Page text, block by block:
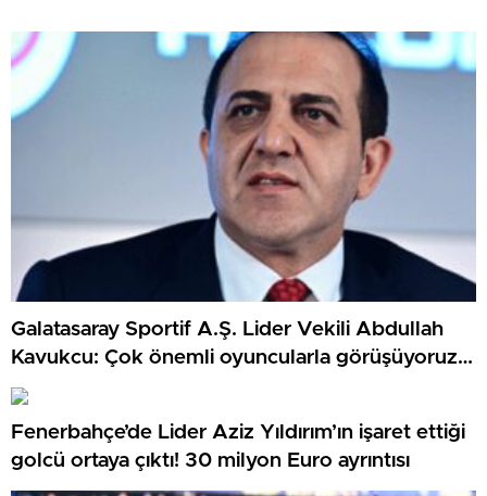
Galatasaray Sportif A.Ş. Lider Vekili Abdullah
Kavukcu: Çok önemli oyuncularla görüşüyoruz,
para harcayacağız
Fenerbahçe’de Lider Aziz Yıldırım’ın işaret ettiği
golcü ortaya çıktı! 30 milyon Euro ayrıntısı